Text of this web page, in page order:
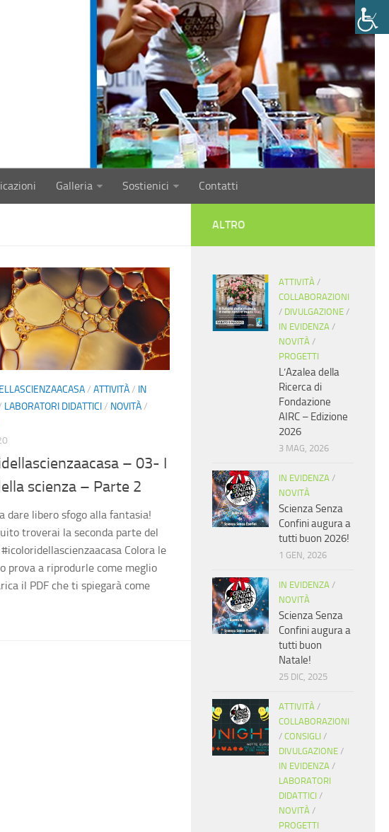
Galleria Sostienici Contatti
/ ATTIVITÀ/ IN
LABORATORI DIDATTICI/ NOVITÀ/
– 03- I
scienza – Parte 2
dare libero sfogo alla fantasia!
troverai la seconda parte del
Colora le
prova a riprodurle come meglio
il PDF che ti spiegarà come
ALTRO
ATTIVITÀ /
COLLABORAZIONI
/ DIVULGAZIONE /
IN EVIDENZA /
NOVITÀ /
PROGETTI
L’Azalea della
Ricerca di
Fondazione
AIRC – Edizione
2026
3 MAG, 2026
IN EVIDENZA /
NOVITÀ
Scienza Senza
Confini augura a
tutti buon 2026!
1 GEN, 2026
IN EVIDENZA /
NOVITÀ
Scienza Senza
Confini augura a
tutti buon
Natale!
25 DIC, 2025
ATTIVITÀ /
COLLABORAZIONI
/ CONSIGLI /
DIVULGAZIONE /
IN EVIDENZA /
LABORATORI
DIDATTICI /
NOVITÀ /
PROGETTI